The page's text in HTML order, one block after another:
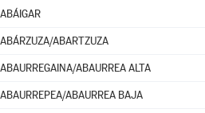
ABÁIGAR
ABÁRZUZA/ABARTZUZA
ABAURREGAINA/ABAURREA ALTA
ABAURREPEA/ABAURREA BAJA